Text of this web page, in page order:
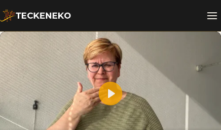
Play